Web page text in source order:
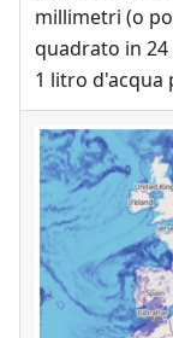
millimetri (o
quadrato in
1 litro d'acqua